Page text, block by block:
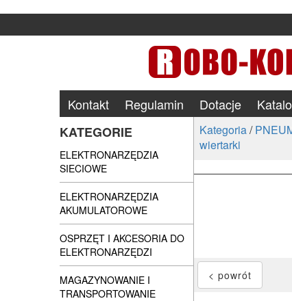
Kontakt Regulamin Dotacje
KATEGORIE
ELEKTRONARZĘDZIA
SIECIOWE
ELEKTRONARZĘDZIA
AKUMULATOROWE
OSPRZĘT I AKCESORIA DO
ELEKTRONARZĘDZI
MAGAZYNOWANIE I
TRANSPORTOWANIE
Kategoria/
wiertarki